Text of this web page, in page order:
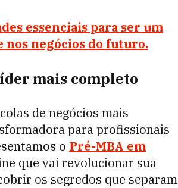
essenciais para ser um
negócios do futuro.
mais completo
de negócios mais
para profissionais
o Pré-MBA em
que vai revolucionar sua
os segredos que separam